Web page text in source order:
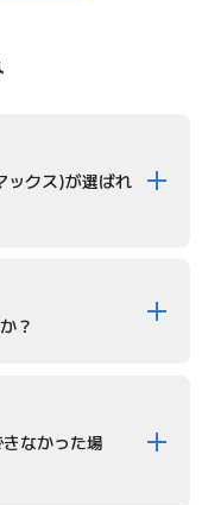
ックス)が選ばれ
？
なかった場